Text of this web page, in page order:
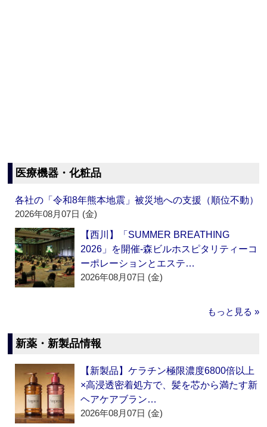
医療機器・化粧品
各社の「令和8年熊本地震」被災地への支援（順位不動）
2026年08月07日 (金)
【西川】「SUMMER BREATHING
2026」を開催‐森ビルホスピタリティーコ
ーポレーションとエステ…
2026年08月07日 (金)
もっと見る »
新薬・新製品情報
【新製品】ケラチン極限濃度6800倍以上
×高浸透密着処方で、髪を芯から満たす新
ヘアケアブラン…
2026年08月07日 (金)